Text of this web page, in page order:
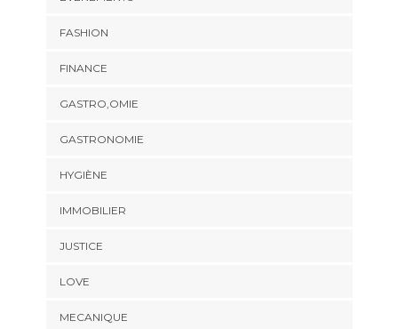
FASHION
FINANCE
GASTRO,OMIE
GASTRONOMIE
HYGIÈNE
IMMOBILIER
JUSTICE
LOVE
MECANIQUE